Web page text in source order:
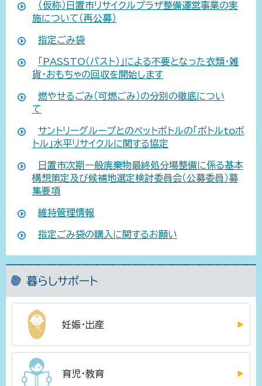
（仮称）日置市リサイクルプラザ整備運営事業の実
施について（再公募）
指定ごみ袋
「PASSTO（パスト）」による不要となった衣類・雑
貨・おもちゃの回収を開始します
燃やせるごみ（可燃ごみ）の分別の徹底につい
て
サントリーグループとのペットボトルの「ボトルtoボ
トル」水平リサイクルに関する協定
日置市次期一般廃棄物最終処分場整備に係る基本
構想策定及び候補地選定検討委員会（公募委員）募
集要項
維持管理情報
指定ごみ袋の購入に関するお願い
暮らしサポート
妊娠・出産
育児・教育